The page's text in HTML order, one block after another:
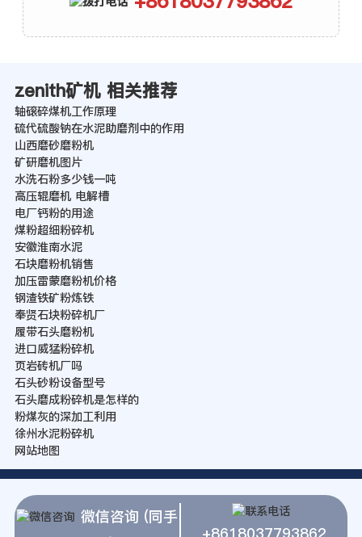
zenith矿机 相关推荐
轴磙碎煤机工作原理
硫代硫酸钠在水泥助磨剂中的作用
山西磨砂磨粉机
矿研磨机图片
水洗石粉多少钱一吨
高压辊磨机 电解槽
电厂钙粉的用途
煤粉超细粉碎机
安徽淮南水泥
石块磨粉机销售
加压雷蒙磨粉机价格
钢渣铁矿粉炼铁
奉贤石块粉碎机厂
履带石头磨粉机
进口威猛粉碎机
页岩砖机厂吗
石头砂粉设备型号
石头磨成粉碎机是怎样的
粉煤灰的深加工利用
徐州水泥粉碎机
网站地图
微信咨询 (同手